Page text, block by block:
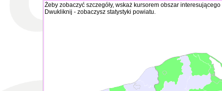
Żeby zobaczyć szczegóły, wskaż kursorem obszar
Dwukliknij - zobaczysz statystyki powiatu.